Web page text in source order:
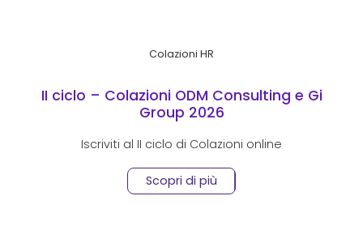
Colazioni HR
II ciclo – Colazioni ODM Consulting e Gi
Group 2026
Iscriviti al II ciclo di Colazioni online
Scopri di più